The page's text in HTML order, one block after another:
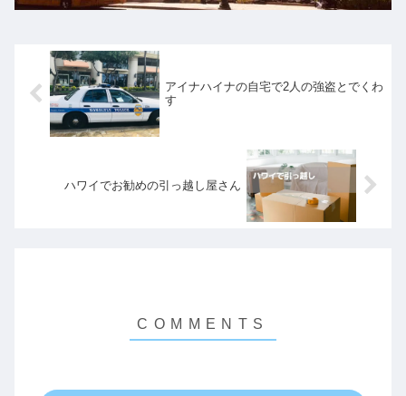
アイナハイナの自宅で2人の強盗とでくわ
す
ハワイでお勧めの引っ越し屋さん